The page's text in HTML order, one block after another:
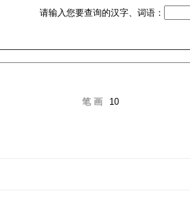
请输入您要查询的汉字、词语：
笔 画 10